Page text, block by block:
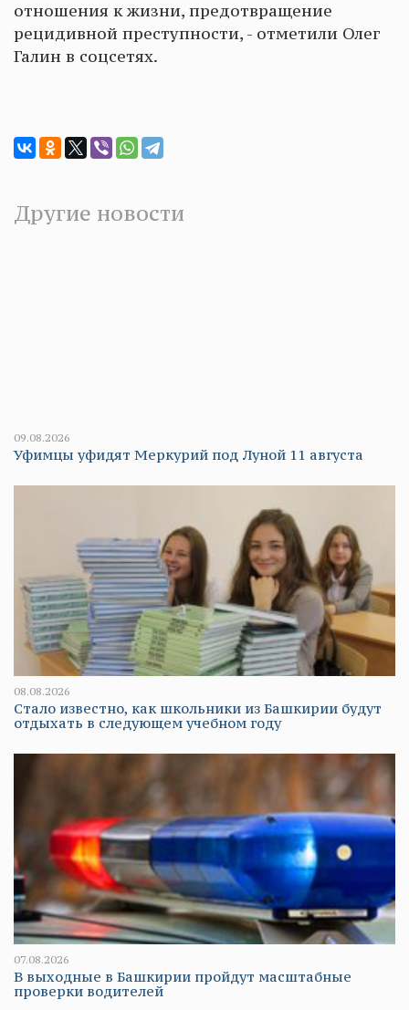
отношения к жизни, предотвращение
рецидивной преступности, - отметили Олег
Галин в соцсетях.
Другие новости
09.08.2026
Уфимцы уфидят Меркурий под Луной 11 августа
08.08.2026
Стало известно, как школьники из Башкирии будут
отдыхать в следующем учебном году
07.08.2026
В выходные в Башкирии пройдут масштабные
проверки водителей